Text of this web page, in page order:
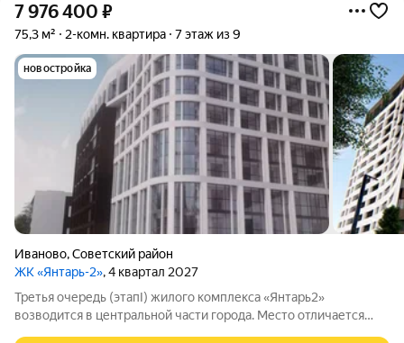
7 976 400 ₽
75,3 м² 2-комн. квартира 7 этаж из 9
новостройка
Иваново,Советский район
ЖК «Янтарь-2», 4 квартал 2027
Третья очередь (этапI) жилого комплекса «Янтарь2»
возводится в центральной части города. Место отличается